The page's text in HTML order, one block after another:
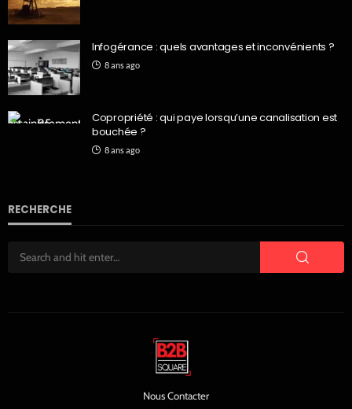
Infogérance : quels avantages et inconvénients ?
8 ans ago
Copropriété : qui paye lorsqu’une canalisation est
bouchée ?
8 ans ago
RECHERCHE
Nous Contacter